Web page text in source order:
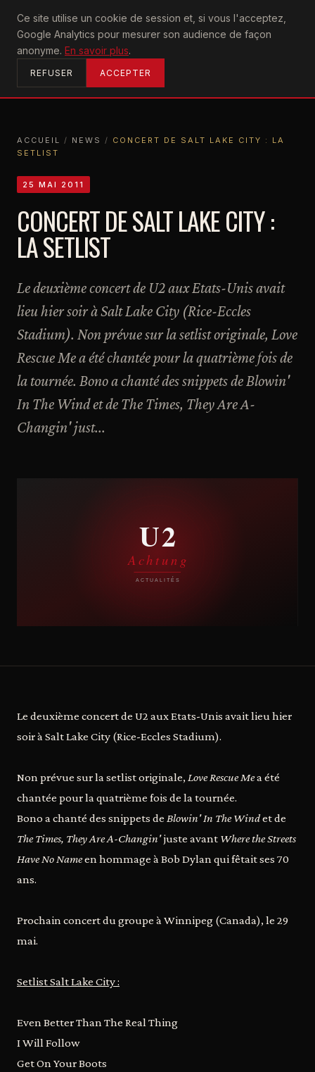
Ce site utilise un cookie de session et, si vous l'acceptez,
Google Analytics pour mesurer son audience de façon
anonyme. En savoir plus.
REFUSER ACCEPTER
U2achtung
ACCUEIL
ACCUEIL / NEWS / CONCERT DE SALT LAKE CITY : LA
SETLIST
25 MAI 2011
CONCERT DE SALT LAKE CITY :
LA SETLIST
Le deuxième concert de U2 aux Etats-Unis avait
lieu hier soir à Salt Lake City (Rice-Eccles
Stadium). Non prévue sur la setlist originale, Love
Rescue Me a été chantée pour la quatrième fois de
la tournée. Bono a chanté des snippets de Blowin'
In The Wind et de The Times, They Are A-
Changin' just...
Le deuxième concert de U2 aux Etats-Unis avait lieu hier
soir à Salt Lake City (Rice-Eccles Stadium).
Non prévue sur la setlist originale, Love Rescue Mea été
chantée pour la quatrième fois de la tournée.
Bono a chanté des snippets de Blowin' In The Windet de
The Times, They Are A-Changin'juste avant Where the Streets
Have No Nameen hommage à Bob Dylan qui fêtait ses 70
ans.
Prochain concert du groupe à Winnipeg (Canada), le 29
mai.
Setlist Salt Lake City :
Even Better Than The Real Thing
I Will Follow
Get On Your Boots